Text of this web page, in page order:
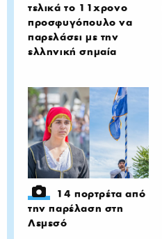
τελικά το 11χρονο
προσφυγόπουλο να
παρελάσει με την
ελληνική σημαία
14 πορτρέτα από
την παρέλαση στη
Λεμεσό